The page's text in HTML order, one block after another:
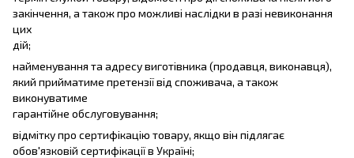
закінчення, а також про можливі наслідки в разі невиконання
цих
дій;
найменування та адресу виготівника (продавця, виконавця),
який прийматиме претензії від споживача, а також
виконуватиме
гарантійне обслуговування;
відмітку про сертифікацію товару, якщо він підлягає
обов'язковій сертифікації в Україні;